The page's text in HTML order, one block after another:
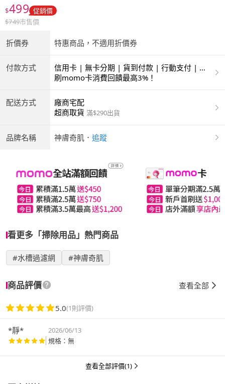
$499 促銷價
$749市售價
折價券 特惠商品，不適用折價券
付款方式
信用卡 | 無卡分期 | 貨到付款 | 行動支付 | 超
商付款 | ATM | 銀聯卡
刷momo卡消費回饋最高3%！
配送方式
廠商宅配
超商取貨 滿$290出貨
品牌名稱 神膚奇肌 ． 追蹤
看更多「掃除用品」熱門商品
#水槽過濾網 #神膚奇肌
商品評價 查看全部
5.0(1則評價)
*靜*
2026/06/13
規格：無
查看全部評價(1)